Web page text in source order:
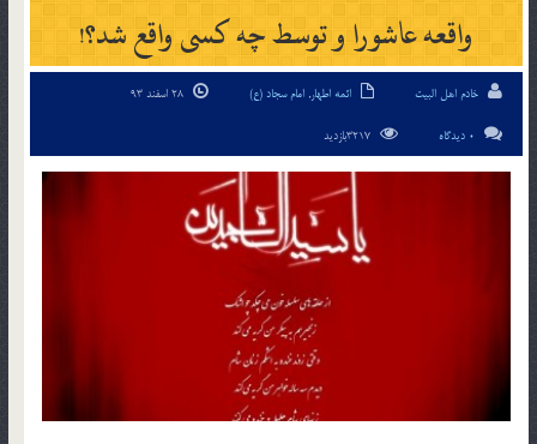
واقعه عاشورا و توسط چه کسی واقع شد؟!
خادم اهل البیت ائمه اطهار, امام سجاد (ع)
0 دیدگاه